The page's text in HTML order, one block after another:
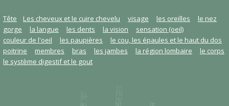
Tête Les cheveux et le cuire chevelu visage les oreilles
le nez
gorge
la langue les dents la vision
sensation (oeil)
couleur de l'oeil
les paupières
le cou, les épaules et le haut du dos
poitrine
membres bras les jambes la région lombaire
le corps
le système digestif et le gout